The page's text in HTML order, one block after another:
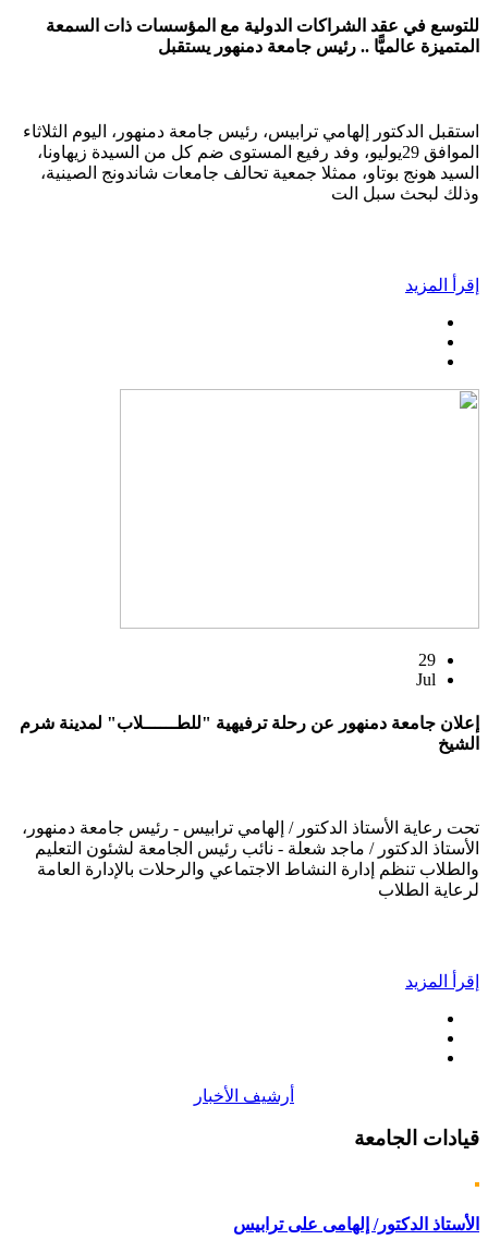
للتوسع في عقد الشراكات الدولية مع المؤسسات ذات السمعة
المتميزة عالميًّا .. رئيس جامعة دمنهور يستقبل
استقبل الدكتور إلهامي ترابيس، رئيس جامعة دمنهور، اليوم الثلاثاء
الموافق 29يوليو، وفد رفيع المستوى ضم كل من السيدة زيهاونا،
السيد هونج بوتاو، ممثلا جمعية تحالف جامعات شاندونج الصينية،
وذلك لبحث سبل الت
إقرأ المزيد
29
Jul
إعلان جامعة دمنهور عن رحلة ترفيهية "للطــــــلاب" لمدينة شرم
الشيخ
تحت رعاية الأستاذ الدكتور / إلهامي ترابيس - رئيس جامعة دمنهور،
الأستاذ الدكتور / ماجد شعلة - نائب رئيس الجامعة لشئون التعليم
والطلاب تنظم إدارة النشاط الاجتماعي والرحلات بالإدارة العامة
لرعاية الطلاب
إقرأ المزيد
أرشيف الأخبار
قيادات الجامعة
الأستاذ الدكتور/ إلهامى على ترابيس